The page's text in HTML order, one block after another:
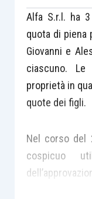
Alfa S.r.l. ha
quota di piena
Giovanni e
ciascuno.
proprietà in
quote dei figli.
Nel corso del
cospicuo